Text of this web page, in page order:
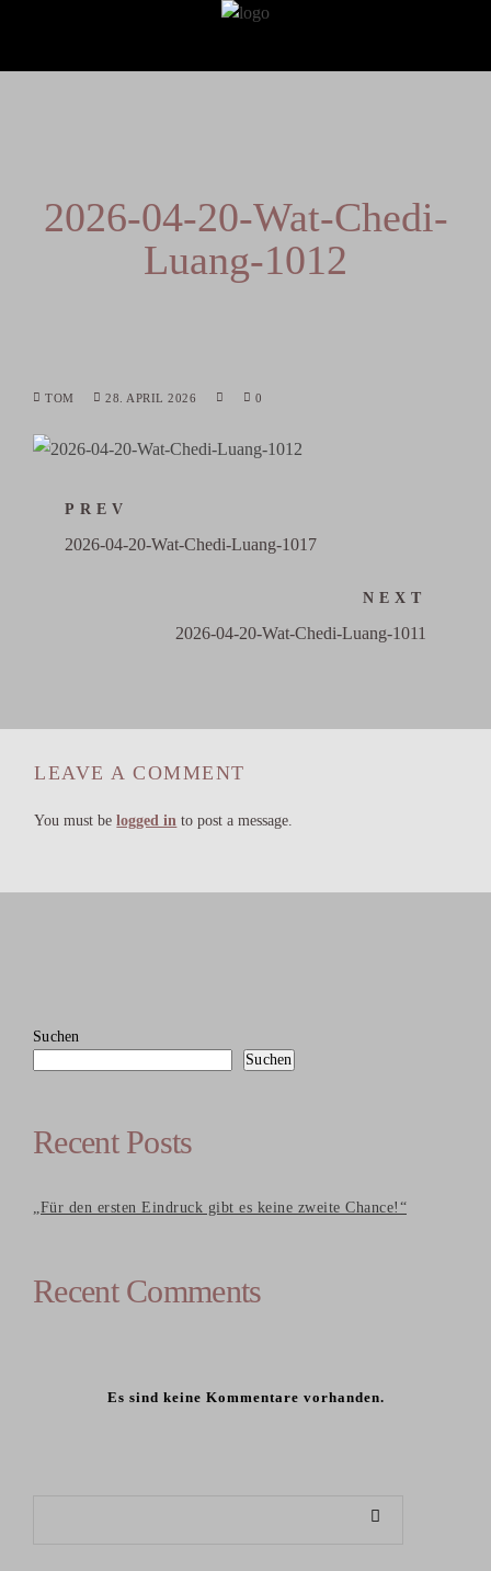
2026-04-20-Wat-Chedi-
Luang-1012
TOM 28. APRIL 2026 0
PREV
2026-04-20-Wat-Chedi-Luang-1017
NEXT
2026-04-20-Wat-Chedi-Luang-1011
LEAVE A COMMENT
You must belogged in to post a message.
Suchen
Suchen
Recent Posts
„Für den ersten Eindruck gibt es keine zweite Chance!“
Recent Comments
Es sind keine Kommentare vorhanden.